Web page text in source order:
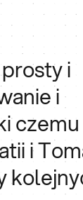
i
i
czemu
i